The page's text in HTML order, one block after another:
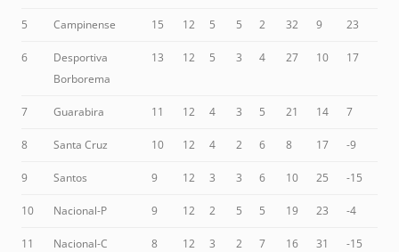
5 Campinense 15 12 5 5 2 32 9 23
6
Desportiva
Borborema
13 12 5 3 4 27 10 17
7 Guarabira 11 12 4 3 5 21 14 7
8 Santa Cruz 10 12 4 2 6 8 17 -9
9 Santos 9 12 3 3 6 10 25 -15
10 Nacional-P 9 12 2 5 5 19 23 -4
11 Nacional-C 8 12 3 2 7 16 31 -15